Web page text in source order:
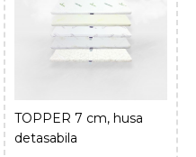
Lei 308,98 Lei
COMPARĂ PRODUSUL
TOPPER 7 cm, husa
detasabila